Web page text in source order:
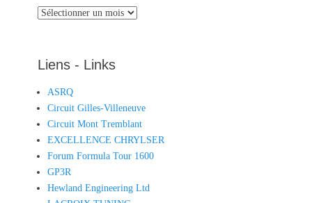
Archives
Liens - Links
ASRQ
Circuit Gilles-Villeneuve
Circuit Mont Tremblant
EXCELLENCE CHRYLSER
Forum Formula Tour 1600
GP3R
Hewland Engineering Ltd